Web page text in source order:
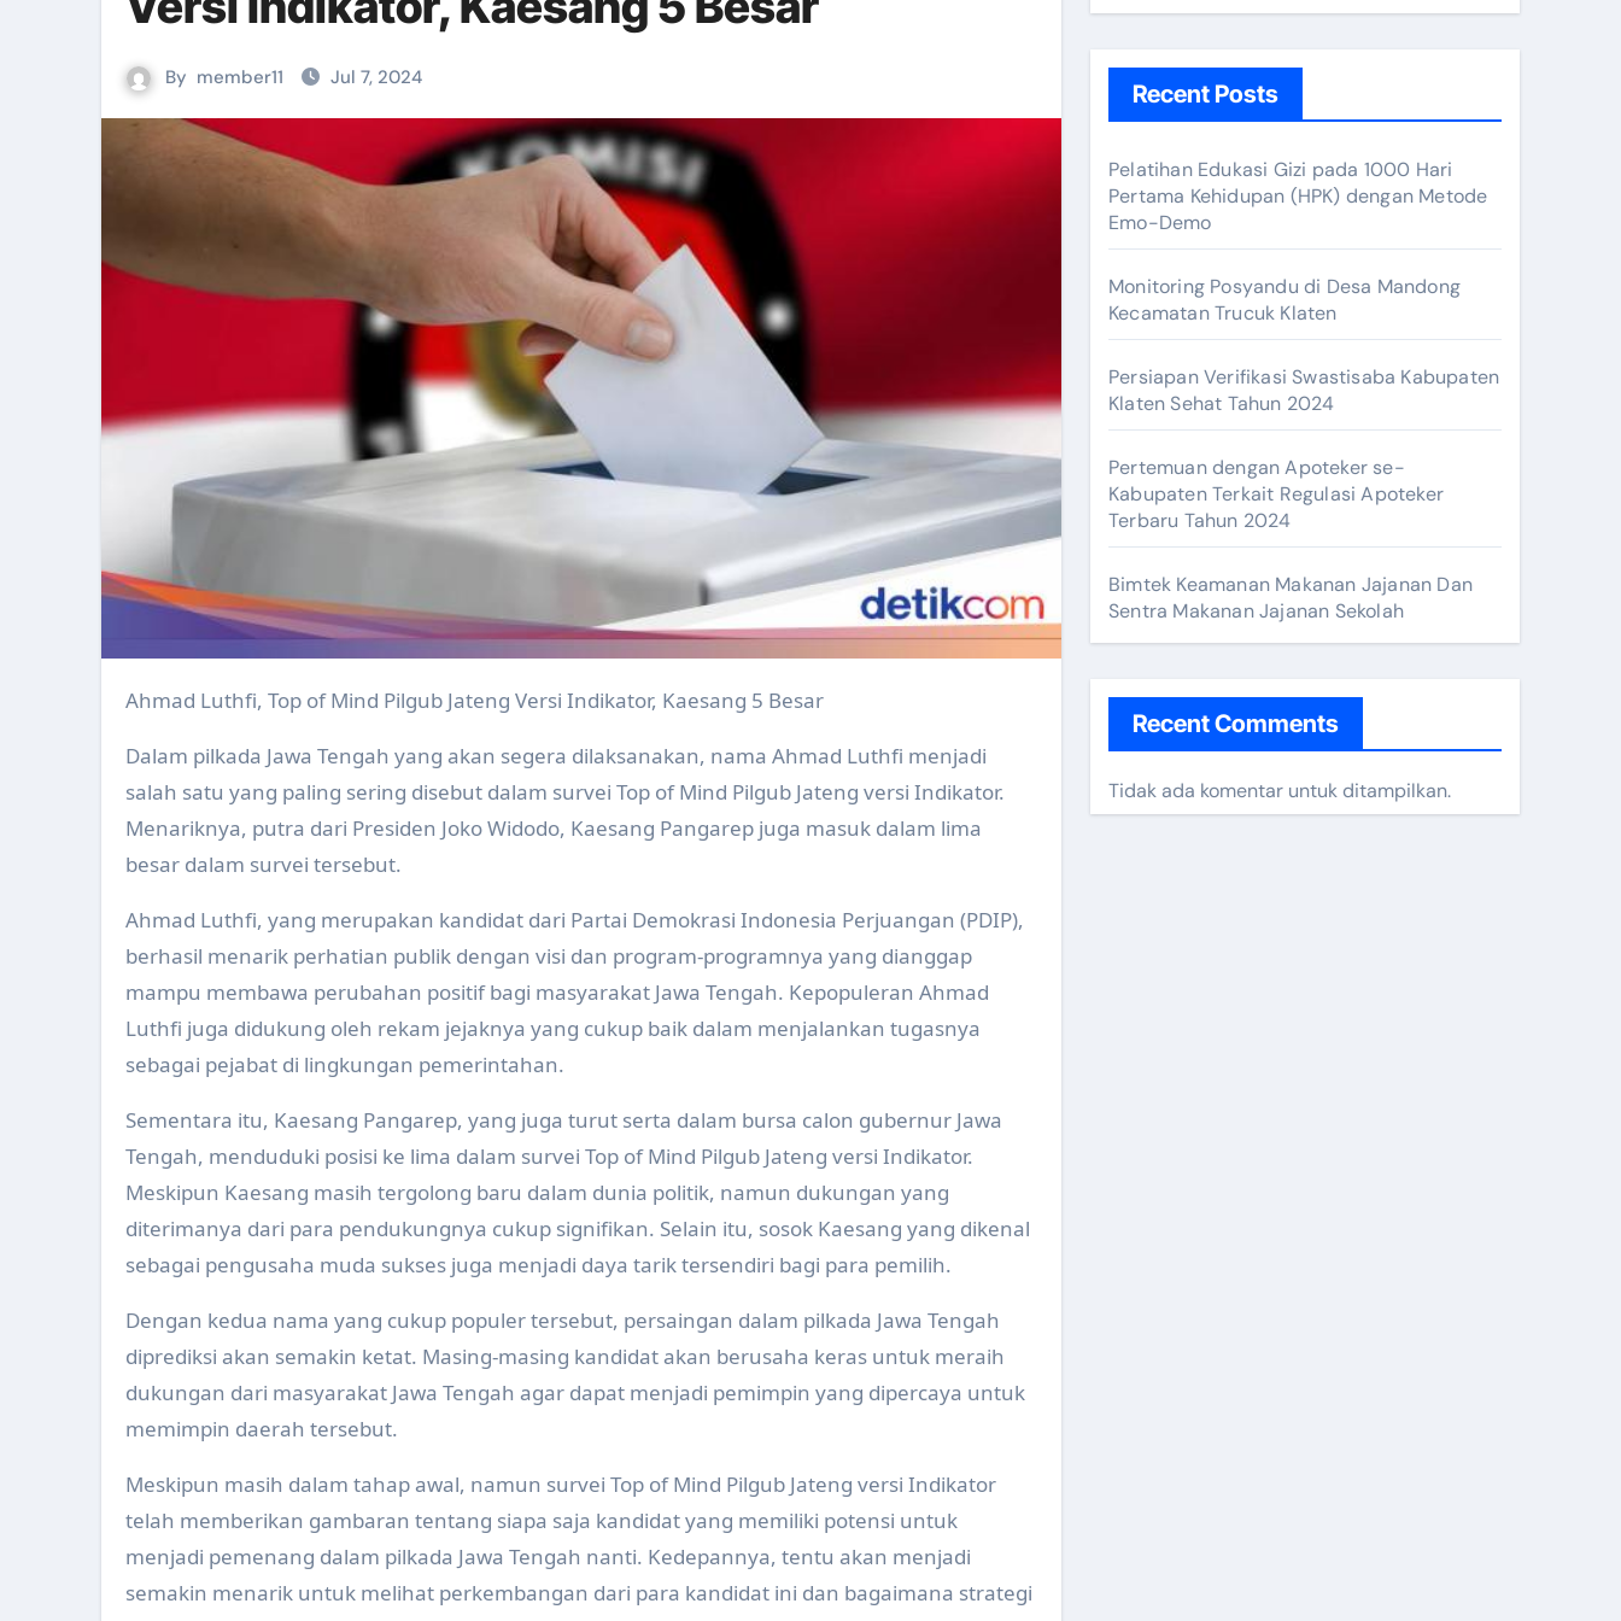
EVALUASI TEMPAT FASILITAS UMUM (TFU)
On The Job Training Bidan Pelopor Batch 5 & 6 Tahun 2024
Senam Kader dan Launching ILP Bersama Bupati Klaten Tahun 2024
Penguatan Penyelenggaraan Kabupaten Kota Sehat (KKS) Kabupaten Klaten Tahun 2024
Koordinasi Input Realisasi Pendapatan dan Belanja di SIPD Tahun 2024
Pertemuan Refresh Kegawatdaruratan Maternal dan Neonatal Bagi Tim PSC 119 dan Tim Matur Dokter Kabupaten Klaten
Workshop Pijat Baduta di Aula Nogososro
Diskusi Dengan UNICEF Terkait Mekanisme Penganggaran Porgram Gizi di Kabupaten Klaten
Menelusuri Kelezatan Bebek Carok: Dari Malang Hingga Jakarta, Temukan Rekomendasi Terbaik!
Bimbingan Teknis Penyuluhan Keamanan Pangan bagi Pelaku Usaha Industri Pangan di Merapi Resto Tahun 2024
Upacara Hari Jadi Kabupaten Klaten ke 220 di Alun-Alun Klaten Tahun 2024
Implementasi Germas Dan Integrasi Pelayanan Kesehatan Primer Tahun 2024
Persiapan Pelaksanaan Surveilans Kualitas Air Minum Rumah Tangga ( SKAMRT ) Tahun 2024
Evaluasi Program Kesehatan Olahraga Puskesmas Tahun 2024
Evaluasi Program Kesehatan Kerja Puskesmas Tahun 2024
Perkembangan Kasus Keracunan Makanan di Desa Karangturi Kecamatan Gantiwarno Tahun 2025
Pertemuan Penyusunan Draf Perbup Pariwisata Sehat Kabupaten/Kota Sehat (KKS)
Pemerintah Kabupaten Klaten Mendapatkan Penghargaan UHC Awards kategori Madya Tahun 2024
Pengukuran Kebugaraan Kader Kesehatan di Wilayah Kerja Puskesmas Kebonarum
Peningkatan Kapasitas Anggota SBH di SMA 1 Negeri Ceper Tahun 2024
Tim Sidak Pasar Melakukan Pengecekan dan Pemeriksaan Bahan Makanan di Pasar Tradisional dan Modern Menjelang Lebaran 2025
Apel Ambulance Persiapan Arus Mudik Lebaran Tahun 2025
Pertemuan Refresing System Informasi Kelola Limbah Medis (SIKELIM) Tahun 2024
Pelatihan SDIDTK dan PMBA pada Kader dan Guru PAUD Tahun 2024
Peningkatan Kapasitas Anggota Saka Bakti Husada Tingkat Kabupaten Tahun 2024
Jambore Kader Kesehatan Kabupaten Klaten Tahun 2024
Pendampingan Tim Ahli Dokter Spesialis Obgyn Ke Puskesmas Delanggu dan Puskesmas Pedan Tahun 2024
Pertemuan Rencana Evaluasi Kesehatan Lingkungan Dinas Kesehatan Tahun 2024
Workshop Kesehatan Catin dan KB bagi pemegang program, LP/LS dan Tenaga Kesehatan tingkat Kabupaten Klate Tahun 2024
By member11 Jul 7, 2024
Ahmad Luthfi, Top of Mind Pilgub Jateng Versi Indikator, Kaesang 5 Besar
Dalam pilkada Jawa Tengah yang akan segera dilaksanakan, nama Ahmad Luthfi menjadi
salah satu yang paling sering disebut dalam survei Top of Mind Pilgub Jateng versi Indikator.
Menariknya, putra dari Presiden Joko Widodo, Kaesang Pangarep juga masuk dalam lima
besar dalam survei tersebut.
Ahmad Luthfi, yang merupakan kandidat dari Partai Demokrasi Indonesia Perjuangan (PDIP),
berhasil menarik perhatian publik dengan visi dan program-programnya yang dianggap
mampu membawa perubahan positif bagi masyarakat Jawa Tengah. Kepopuleran Ahmad
Luthfi juga didukung oleh rekam jejaknya yang cukup baik dalam menjalankan tugasnya
sebagai pejabat di lingkungan pemerintahan.
Sementara itu, Kaesang Pangarep, yang juga turut serta dalam bursa calon gubernur Jawa
Tengah, menduduki posisi ke lima dalam survei Top of Mind Pilgub Jateng versi Indikator.
Meskipun Kaesang masih tergolong baru dalam dunia politik, namun dukungan yang
diterimanya dari para pendukungnya cukup signifikan. Selain itu, sosok Kaesang yang dikenal
sebagai pengusaha muda sukses juga menjadi daya tarik tersendiri bagi para pemilih.
Dengan kedua nama yang cukup populer tersebut, persaingan dalam pilkada Jawa Tengah
diprediksi akan semakin ketat. Masing-masing kandidat akan berusaha keras untuk meraih
dukungan dari masyarakat Jawa Tengah agar dapat menjadi pemimpin yang dipercaya untuk
memimpin daerah tersebut.
Meskipun masih dalam tahap awal, namun survei Top of Mind Pilgub Jateng versi Indikator
telah memberikan gambaran tentang siapa saja kandidat yang memiliki potensi untuk
menjadi pemenang dalam pilkada Jawa Tengah nanti. Kedepannya, tentu akan menjadi
semakin menarik untuk melihat perkembangan dari para kandidat ini dan bagaimana strategi
Recent Posts
Pelatihan Edukasi Gizi pada 1000 Hari
Pertama Kehidupan (HPK) dengan Metode
Emo-Demo
Monitoring Posyandu di Desa Mandong
Kecamatan Trucuk Klaten
Persiapan Verifikasi Swastisaba Kabupaten
Klaten Sehat Tahun 2024
Pertemuan dengan Apoteker se-
Kabupaten Terkait Regulasi Apoteker
Terbaru Tahun 2024
Bimtek Keamanan Makanan Jajanan Dan
Sentra Makanan Jajanan Sekolah
Recent Comments
Tidak ada komentar untuk ditampilkan.